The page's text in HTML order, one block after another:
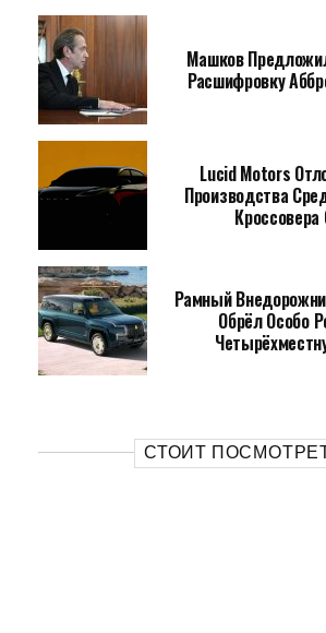
Машков
Расшифровку
Lucid Motors
Производства
Кроссовера
Рамный
Обрёл Особо
СТОИТ